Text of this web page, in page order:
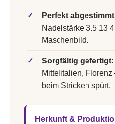
✓ Perfekt
Nadelstärke 3,5 13
Maschenbild.
✓ Sorgfältig gefertigt:
Mittelitalien, Florenz
beim Stricken spürt.
Herkunft &